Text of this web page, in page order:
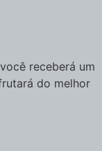
receberá um
do melhor